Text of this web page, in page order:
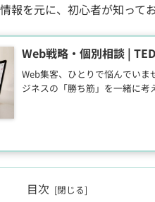
報を元に、初心者が知って
Web戦略・個別相談 |
Web集客、ひとりで悩んでい
ジネスの「勝ち筋」を一緒に考
目次